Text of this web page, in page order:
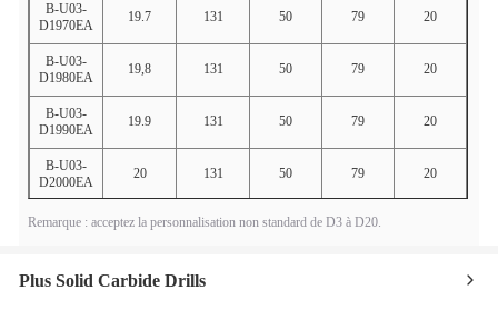
B-U03-
D1970EA
19.7 131 50 79 20
B-U03-
D1980EA
19,8 131 50 79 20
B-U03-
D1990EA
19.9 131 50 79 20
B-U03-
D2000EA
20 131 50 79 20
Remarque : acceptez la personnalisation non standard de D3 à D20.
Plus Solid Carbide Drills